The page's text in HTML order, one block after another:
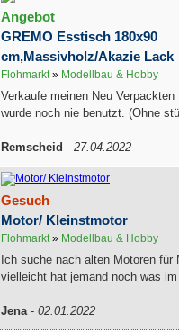
Angebot
GREMO Esstisch 180x90
cm,Massivholz/Akazie Lack
Flohmarkt» Modellbau & Hobby
Verkaufe meinen Neu
wurde noch nie benutzt. (Ohne
Remscheid - 27.04.2022
Gesuch
Motor/ Kleinstmotor
Flohmarkt» Modellbau & Hobby
Ich suche nach alten Motoren für
vielleicht hat jemand noch was
Jena - 02.01.2022